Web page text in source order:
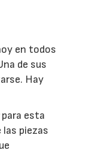
en todos
de sus
Hay
para esta
las piezas